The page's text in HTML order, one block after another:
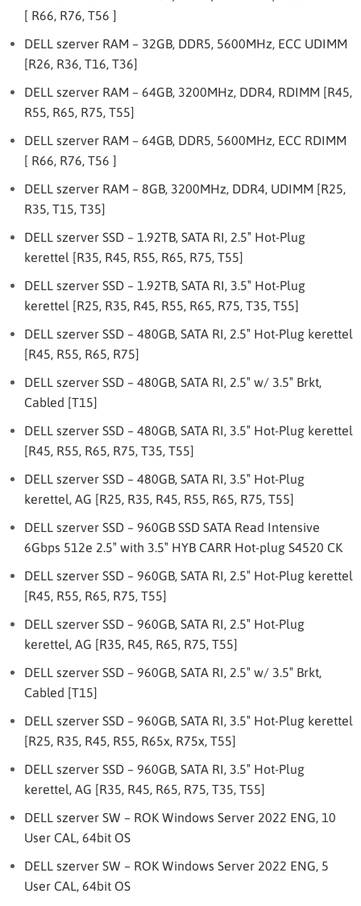
[ R66, R76, T56 ]
DELL szerver RAM – 32GB, DDR5, 5600MHz, ECC UDIMM
[R26, R36, T16, T36]
DELL szerver RAM – 64GB, 3200MHz, DDR4, RDIMM [R45,
R55, R65, R75, T55]
DELL szerver RAM – 64GB, DDR5, 5600MHz, ECC RDIMM
[ R66, R76, T56 ]
DELL szerver RAM – 8GB, 3200MHz, DDR4, UDIMM [R25,
R35, T15, T35]
DELL szerver SSD – 1.92TB, SATA RI, 2.5″ Hot-Plug
kerettel [R35, R45, R55, R65, R75, T55]
DELL szerver SSD – 1.92TB, SATA RI, 3.5″ Hot-Plug
kerettel [R25, R35, R45, R55, R65, R75, T35, T55]
DELL szerver SSD – 480GB, SATA RI, 2.5″ Hot-Plug kerettel
[R45, R55, R65, R75]
DELL szerver SSD – 480GB, SATA RI, 2.5″ w/ 3.5″ Brkt,
Cabled [T15]
DELL szerver SSD – 480GB, SATA RI, 3.5″ Hot-Plug kerettel
[R45, R55, R65, R75, T35, T55]
DELL szerver SSD – 480GB, SATA RI, 3.5″ Hot-Plug
kerettel, AG [R25, R35, R45, R55, R65, R75, T55]
DELL szerver SSD – 960GB SSD SATA Read Intensive
6Gbps 512e 2.5″ with 3.5″ HYB CARR Hot-plug S4520 CK
DELL szerver SSD – 960GB, SATA RI, 2.5″ Hot-Plug kerettel
[R45, R55, R65, R75, T55]
DELL szerver SSD – 960GB, SATA RI, 2.5″ Hot-Plug
kerettel, AG [R35, R45, R65, R75, T55]
DELL szerver SSD – 960GB, SATA RI, 2.5″ w/ 3.5″ Brkt,
Cabled [T15]
DELL szerver SSD – 960GB, SATA RI, 3.5″ Hot-Plug kerettel
[R25, R35, R45, R55, R65x, R75x, T55]
DELL szerver SSD – 960GB, SATA RI, 3.5″ Hot-Plug
kerettel, AG [R35, R45, R65, R75, T35, T55]
DELL szerver SW – ROK Windows Server 2022 ENG, 10
User CAL, 64bit OS
DELL szerver SW – ROK Windows Server 2022 ENG, 5
User CAL, 64bit OS